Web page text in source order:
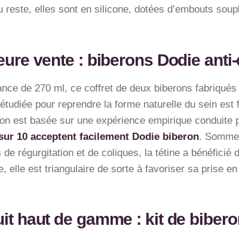
reste, elles sont en silicone, dotées d’embouts
vente : biberons Dodie
de 270 ml, ce coffret de deux biberons
pour reprendre la forme naturelle du sein
est basée sur une expérience empirique conduite
10 acceptent facilement Dodie biberon.
de régurgitation et de coliques, la tétine a
elle est triangulaire de sorte à favoriser sa prise
haut de gamme : kit de